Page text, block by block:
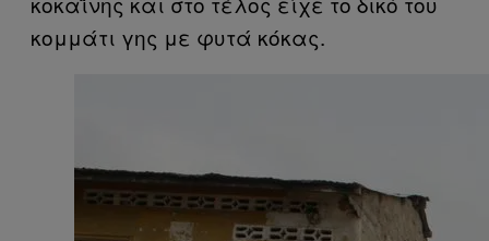
κομμάτι γης με φυτά κόκας.